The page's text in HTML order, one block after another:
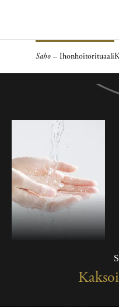
Saho – Ihonhoitorituaali